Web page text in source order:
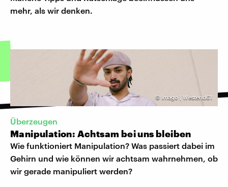
mehr, als wir denken.
© Imago | Westend61
Überzeugen
Manipulation: Achtsam bei uns bleiben
Wie funktioniert Manipulation? Was passiert dabei im
Gehirn und wie können wir achtsam wahrnehmen, ob
wir gerade manipuliert werden?